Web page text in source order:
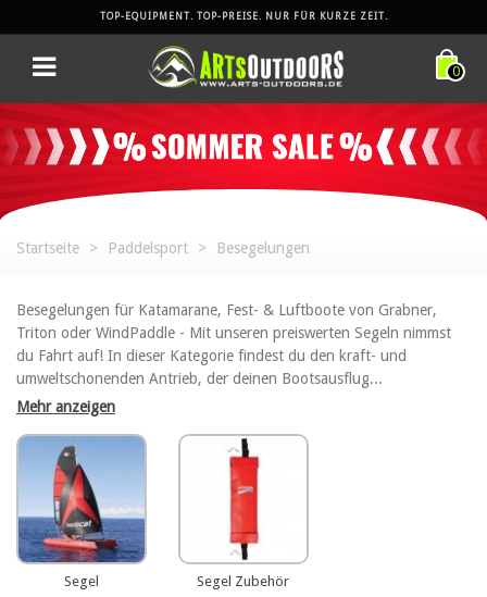
TOP-EQUIPMENT. TOP-PREISE. NUR FÜR KURZE ZEIT.
0
Startseite > Paddelsport > Besegelungen
Besegelungen für Katamarane, Fest- & Luftboote von Grabner,
Triton oder WindPaddle - Mit unseren preiswerten Segeln nimmst
du Fahrt auf! In dieser Kategorie findest du den kraft- und
umweltschonenden Antrieb, der deinen Bootsausflug...
Mehr anzeigen
Segel Segel Zubehör